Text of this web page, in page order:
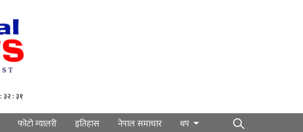
फोटो ग्यालरी इतिहास नेपाल समाचार थप